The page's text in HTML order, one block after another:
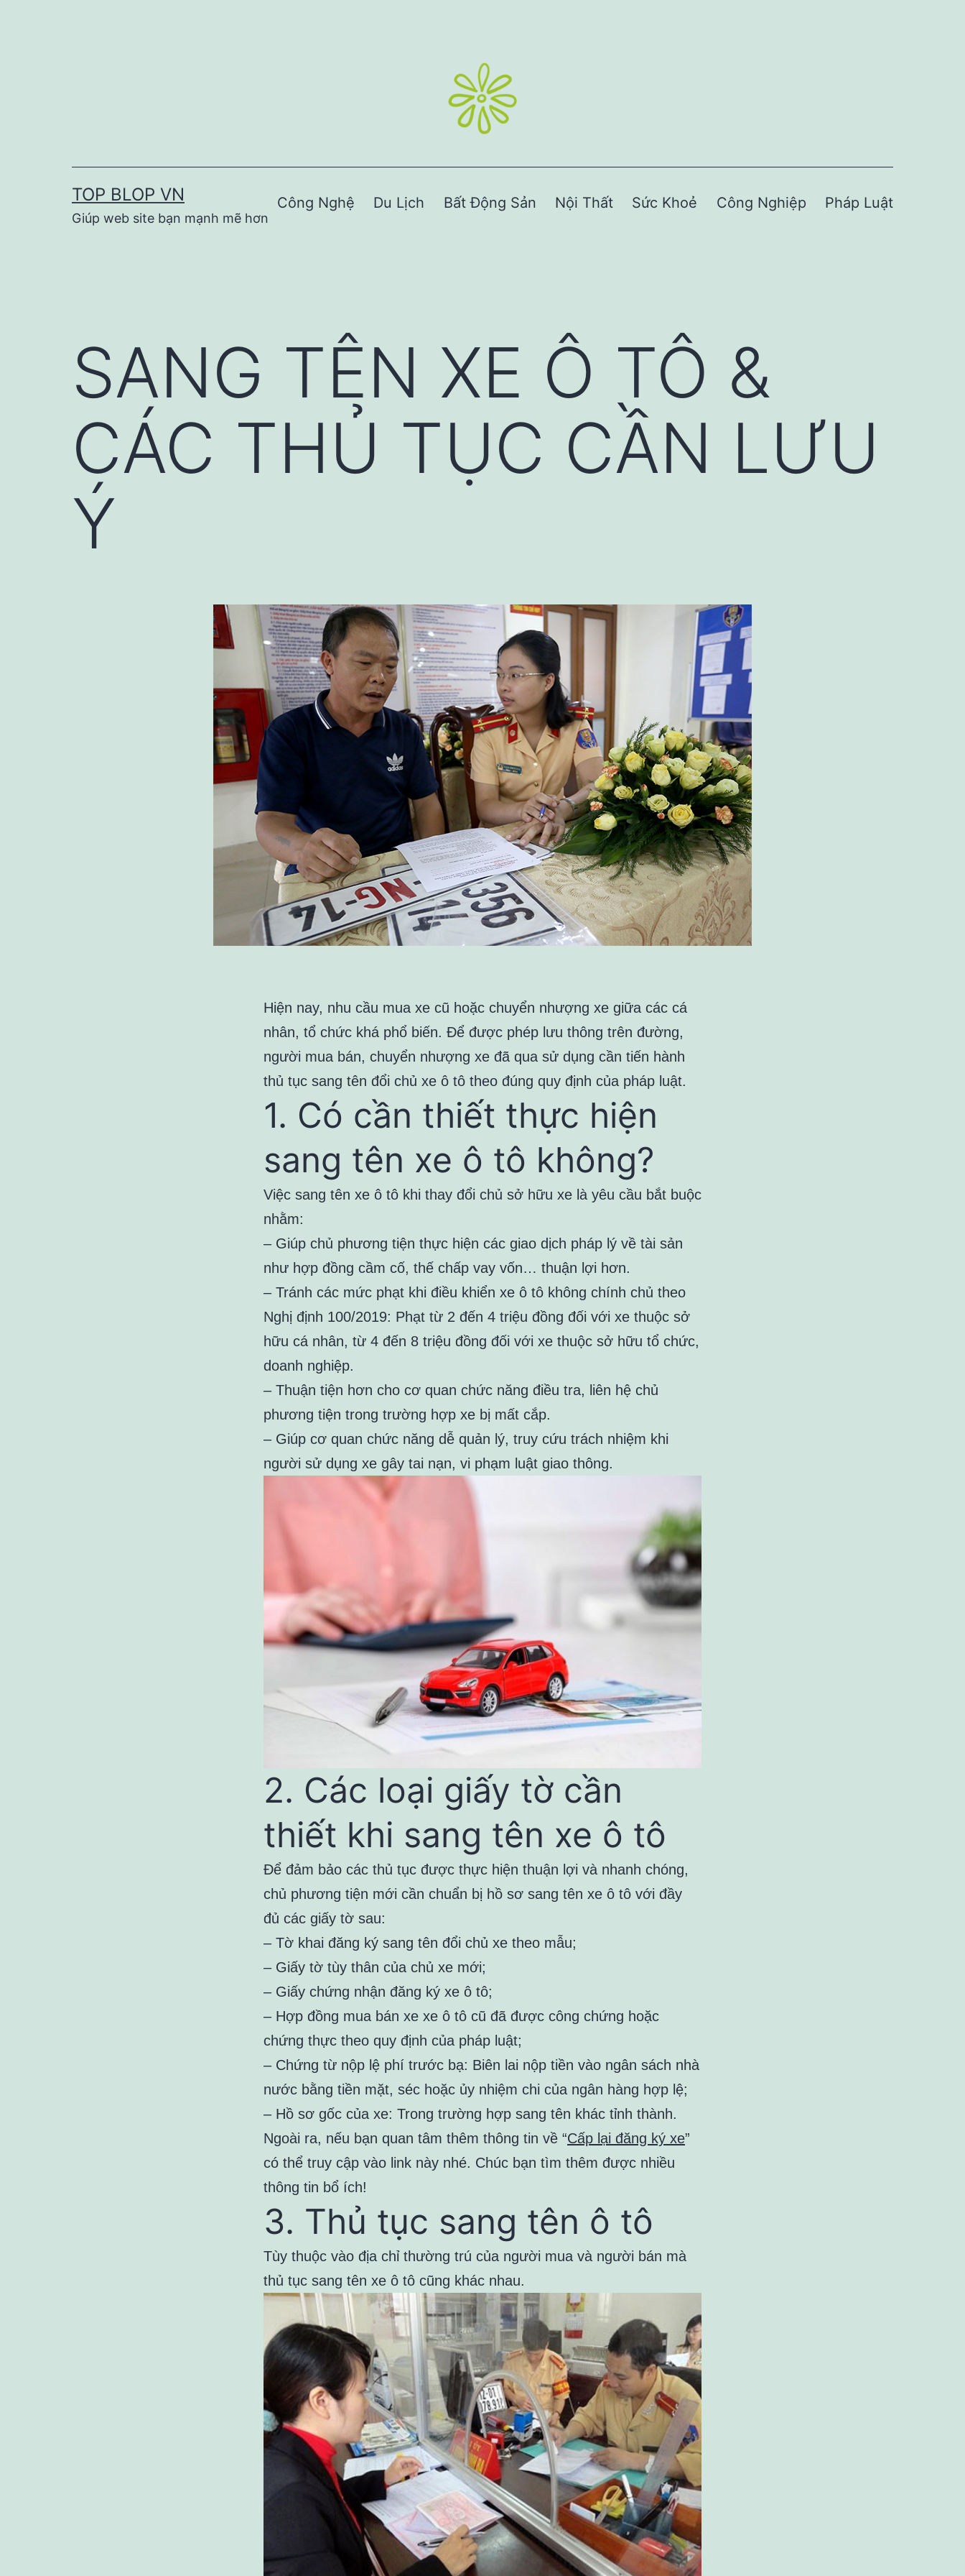
TOP BLOP VN
Giúp web site bạn mạnh mẽ hơn
Công Nghệ Du Lịch Bất Động Sản Nội Thất Sức Khoẻ Công Nghiệp Pháp Luật
SANG TÊN XE Ô TÔ &
CÁC THỦ TỤC CẦN LƯU
Ý
Hiện nay, nhu cầu mua xe cũ hoặc chuyển nhượng xe giữa các cá
nhân, tổ chức khá phổ biến. Để được phép lưu thông trên đường,
người mua bán, chuyển nhượng xe đã qua sử dụng cần tiến hành
thủ tục sang tên đổi chủ xe ô tô theo đúng quy định của pháp luật.
1. Có cần thiết thực hiện
sang tên xe ô tô không?
Việc sang tên xe ô tô khi thay đổi chủ sở hữu xe là yêu cầu bắt buộc
nhằm:
– Giúp chủ phương tiện thực hiện các giao dịch pháp lý về tài sản
như hợp đồng cầm cố, thế chấp vay vốn… thuận lợi hơn.
– Tránh các mức phạt khi điều khiển xe ô tô không chính chủ theo
Nghị định 100/2019: Phạt từ 2 đến 4 triệu đồng đối với xe thuộc sở
hữu cá nhân, từ 4 đến 8 triệu đồng đối với xe thuộc sở hữu tổ chức,
doanh nghiệp.
– Thuận tiện hơn cho cơ quan chức năng điều tra, liên hệ chủ
phương tiện trong trường hợp xe bị mất cắp.
– Giúp cơ quan chức năng dễ quản lý, truy cứu trách nhiệm khi
người sử dụng xe gây tai nạn, vi phạm luật giao thông.
2. Các loại giấy tờ cần
thiết khi sang tên xe ô tô
Để đảm bảo các thủ tục được thực hiện thuận lợi và nhanh chóng,
chủ phương tiện mới cần chuẩn bị hồ sơ sang tên xe ô tô với đầy
đủ các giấy tờ sau:
– Tờ khai đăng ký sang tên đổi chủ xe theo mẫu;
– Giấy tờ tùy thân của chủ xe mới;
– Giấy chứng nhận đăng ký xe ô tô;
– Hợp đồng mua bán xe xe ô tô cũ đã được công chứng hoặc
chứng thực theo quy định của pháp luật;
– Chứng từ nộp lệ phí trước bạ: Biên lai nộp tiền vào ngân sách nhà
nước bằng tiền mặt, séc hoặc ủy nhiệm chi của ngân hàng hợp lệ;
– Hồ sơ gốc của xe: Trong trường hợp sang tên khác tỉnh thành.
Ngoài ra, nếu bạn quan tâm thêm thông tin về “Cấp lại đăng ký xe”
có thể truy cập vào link này nhé. Chúc bạn tìm thêm được nhiều
thông tin bổ ích!
3. Thủ tục sang tên ô tô
Tùy thuộc vào địa chỉ thường trú của người mua và người bán mà
thủ tục sang tên xe ô tô cũng khác nhau.